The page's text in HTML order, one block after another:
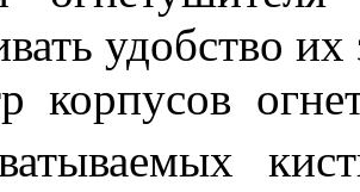
удобство
корпусов